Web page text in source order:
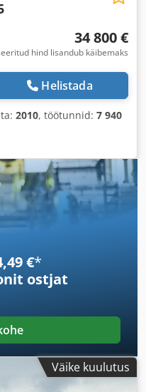
34 800 €
hind lisandub käibemaks
Helistada
2010, töötunnid: 7 940
€*
ostjat
Väike kuulutus